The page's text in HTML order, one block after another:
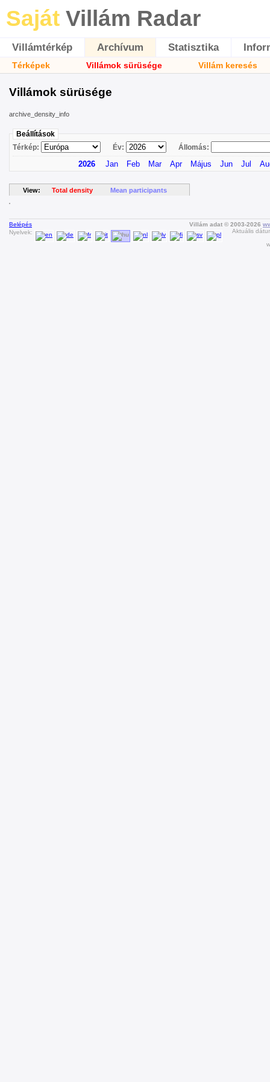
Saját Villám Radar
Villámtérkép Archívum Statisztika
Térképek Villámok sürüsége Villám keresés
Villámok sürüsége
archive_density_info
Beállítások
Térkép:
Év: Állomás:
2026 Jan Feb Mar Apr Május Jun Jul
View: Total density Mean participants
Belépés
Nyelvek:
Villám adat © 2003-2026
Aktuális